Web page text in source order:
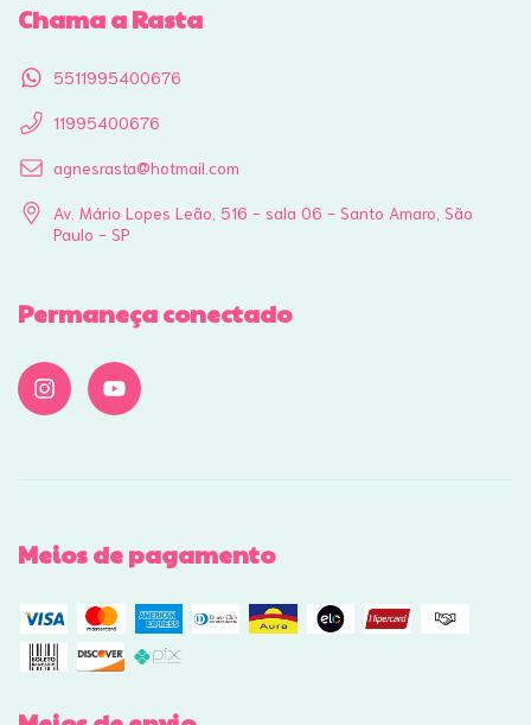
Chama a Rasta
5511995400676
11995400676
agnesrasta@hotmail.com
Av. Mário Lopes Leão, 516 - sala 06 - Santo Amaro, São
Paulo - SP
Permaneça conectado
Meios de pagamento